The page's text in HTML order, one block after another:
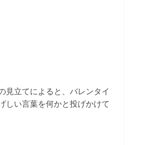
見立てによると、バレンタイ
しい言葉を何かと投げかけて